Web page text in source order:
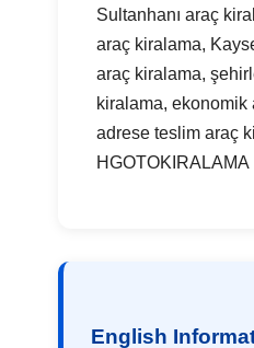
Sultanhanı araç
araç kiralama,
araç kiralama,
kiralama, ekonomik
adrese teslim araç
HGOTOKIRALAMA
English